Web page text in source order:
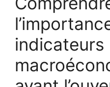
indicateurs